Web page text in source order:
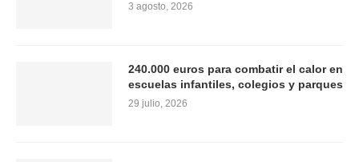
3 agosto, 2026
240.000 euros para combatir el calor en
escuelas infantiles, colegios y parques
29 julio, 2026